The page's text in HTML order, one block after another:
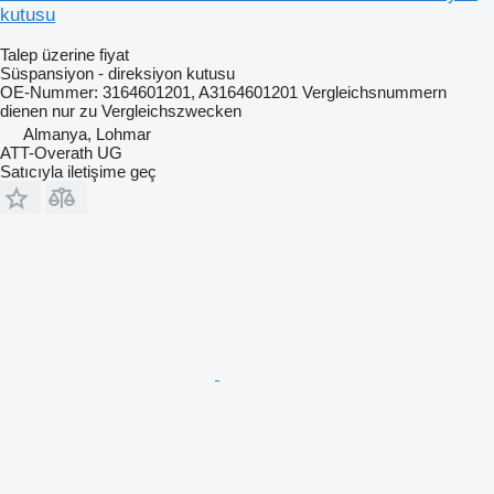
kutusu
Talep üzerine fiyat
Süspansiyon - direksiyon kutusu
OE-Nummer: 3164601201, A3164601201 Vergleichsnummern
dienen nur zu Vergleichszwecken
Almanya, Lohmar
ATT-Overath UG
Satıcıyla iletişime geç